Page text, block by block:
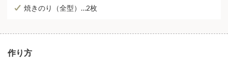
焼きのり（全型）…2枚
作り方